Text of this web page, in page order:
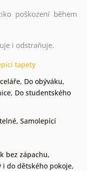
poškození během
i odstraňuje.
tapety
, Do obýváku,
, Do studentského
, Samolepící
bez zápachu,
i do dětského pokoje,